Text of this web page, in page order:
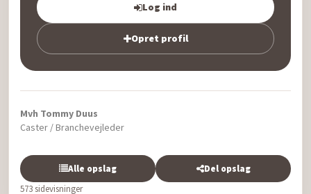
Log ind
Opret profil
Mvh Tommy Duus
Caster / Branchevejleder
Alle opslag
Del opslag
573 sidevisninger